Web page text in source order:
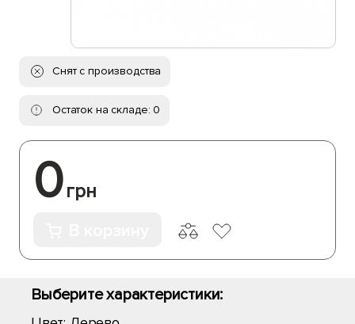
Снят с производства
Остаток на складе: 0
0грн
Выберите характеристики: